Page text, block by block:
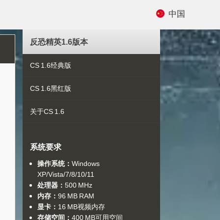
中国
反恐精英1.6版本
CS 1.6经典版
CS 1.6黑红版
关于CS 1.6
系统要求
操作系统： Windows
XP/Vista/7/8/10/11
处理器： 500 MHz
内存： 96 MB RAM
显卡： 16 MB视频内存
存储空间： 400 MB可用空间